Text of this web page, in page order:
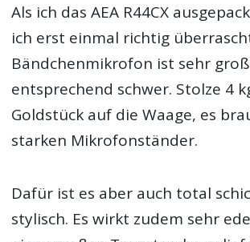
Als ich das AEA R44CX
ich erst einmal richtig
Bändchenmikrofon ist sehr
entsprechend schwer. Stolze 4
Goldstück auf die Waage, es
starken Mikrofonständer.
Dafür ist es aber auch total
stylisch. Es wirkt zudem sehr